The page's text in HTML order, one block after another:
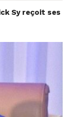
Sy reçoit ses